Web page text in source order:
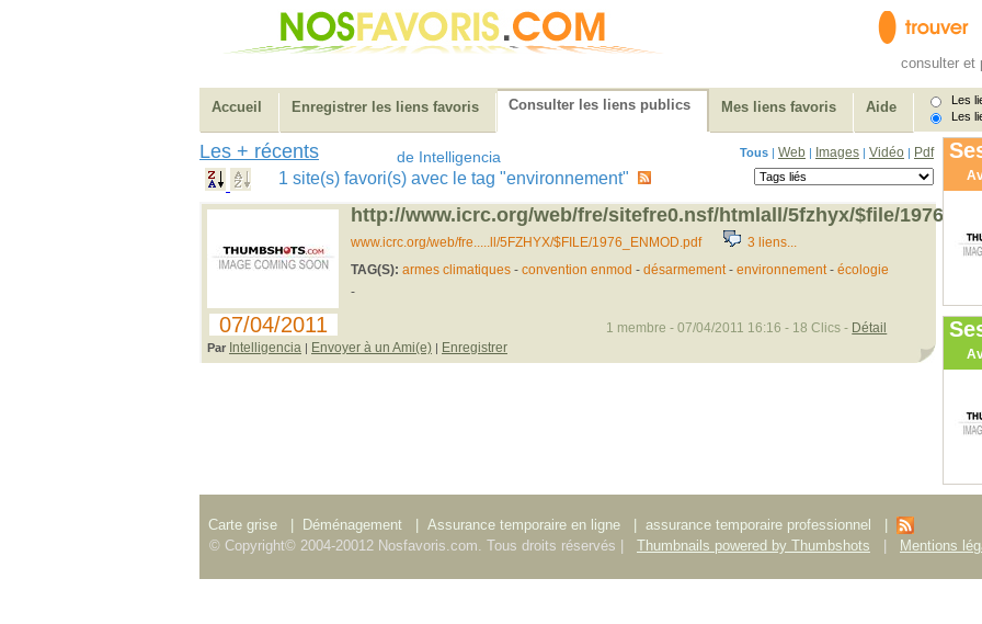
consulter et
Accueil Enregistrer les liens favoris Consulter les liens publics Mes liens favoris Aide
Les
Les
Les + récents de Intelligencia Tous | Web | Images | Vidéo | Pdf
1 site(s) favori(s) avec le tag "environnement"
07/04/2011
http://www.icrc.org/web/fre/sitefre0.nsf/htmlall/5fzhyx/$file/
www.icrc.org/web/fre.....ll/5FZHYX/$FILE/1976_ENMOD.pdf 3 liens...
TAG(S): armes climatiques- convention enmod - désarmement- environnement- écologie
-
Par Intelligencia | Envoyer à un Ami(e) | Enregistrer
1 membre - 07/04/2011 16:16 - 18 Clics - Détail
Carte grise Déménagement Assurance temporaire en ligne assurance temporaire professionnel
© Copyright© 2004-20012 Nosfavoris.com. Tous droits réservés |
Thumbnails powered by Thumbshots Mentions